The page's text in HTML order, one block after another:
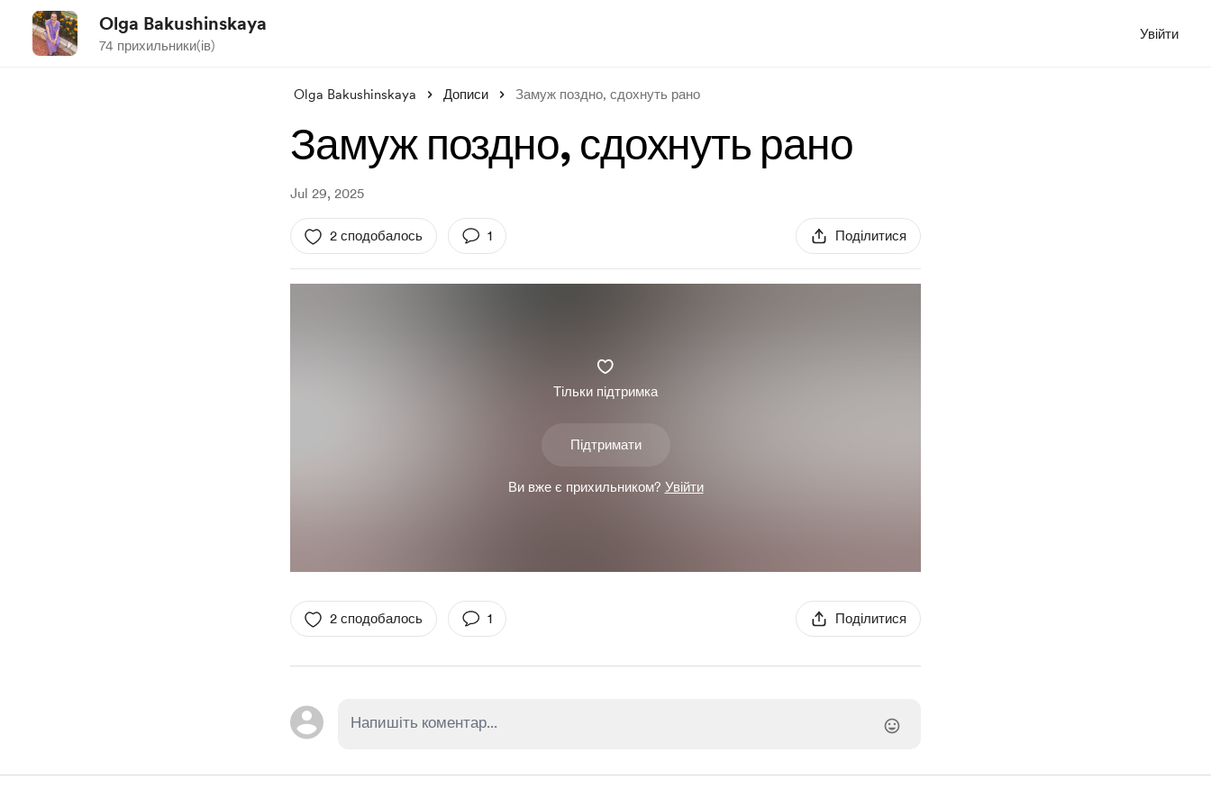
Olga Bakushinskaya
74 прихильники(ів)
Увійти
Olga Bakushinskaya Дописи Замуж поздно, сдохнуть рано
Замуж поздно, сдохнуть рано
Jul 29, 2025
2 сподобалось 1 Поділитися
Тільки підтримка
Підтримати
Ви вже є прихильником? Увійти
2 сподобалось 1 Поділитися